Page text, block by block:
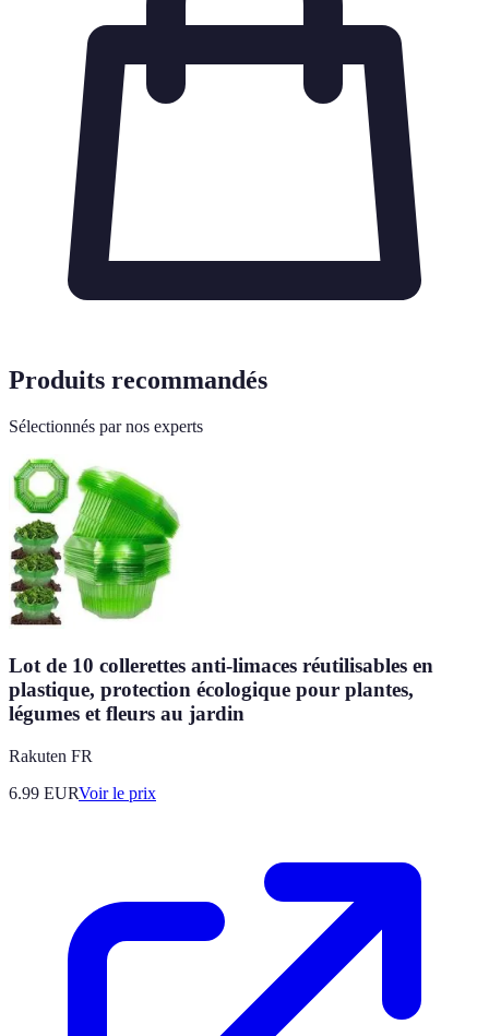
Produits recommandés
Sélectionnés par nos experts
Lot de 10 collerettes anti-limaces réutilisables en
plastique, protection écologique pour plantes,
légumes et fleurs au jardin
Rakuten FR
6.99 EURVoir le prix